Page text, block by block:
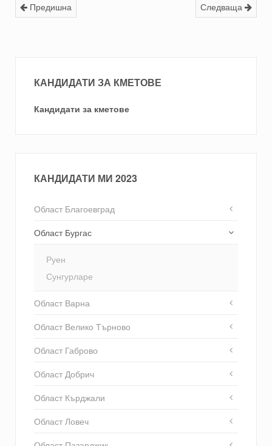
Предишна Следваща
КАНДИДАТИ ЗА КМЕТОВЕ
Кандидати за кметове
КАНДИДАТИ МИ 2023
Област Благоевград
Област Бургас
Руен
Сунгурларе
Област Варна
Област Велико Търново
Област Габрово
Област Добрич
Област Кърджали
Област Ловеч